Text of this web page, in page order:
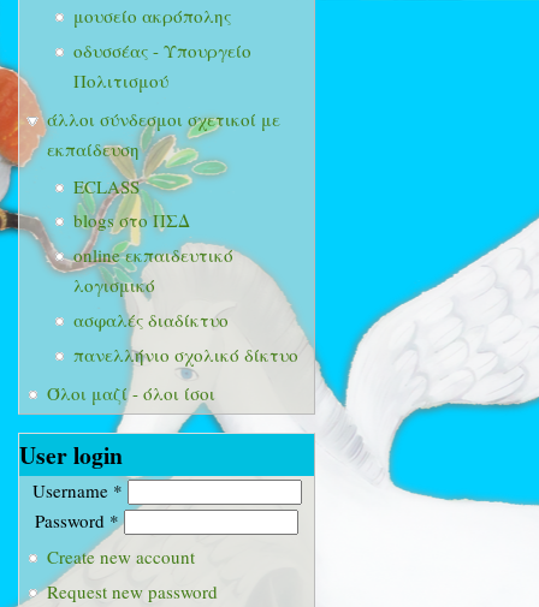
μουσείο ακρόπολης
οδυσσέας - Υπουργείο
Πολιτισμού
άλλοι σύνδεσμοι σχετικοί με
εκπαίδευση
ECLASS
blogs στο ΠΣΔ
online εκπαιδευτικό
λογισμικό
ασφαλές διαδίκτυο
πανελλήνιο σχολικό δίκτυο
Όλοι μαζί - όλοι ίσοι
User login
Username *
Password *
Create new account
Request new password